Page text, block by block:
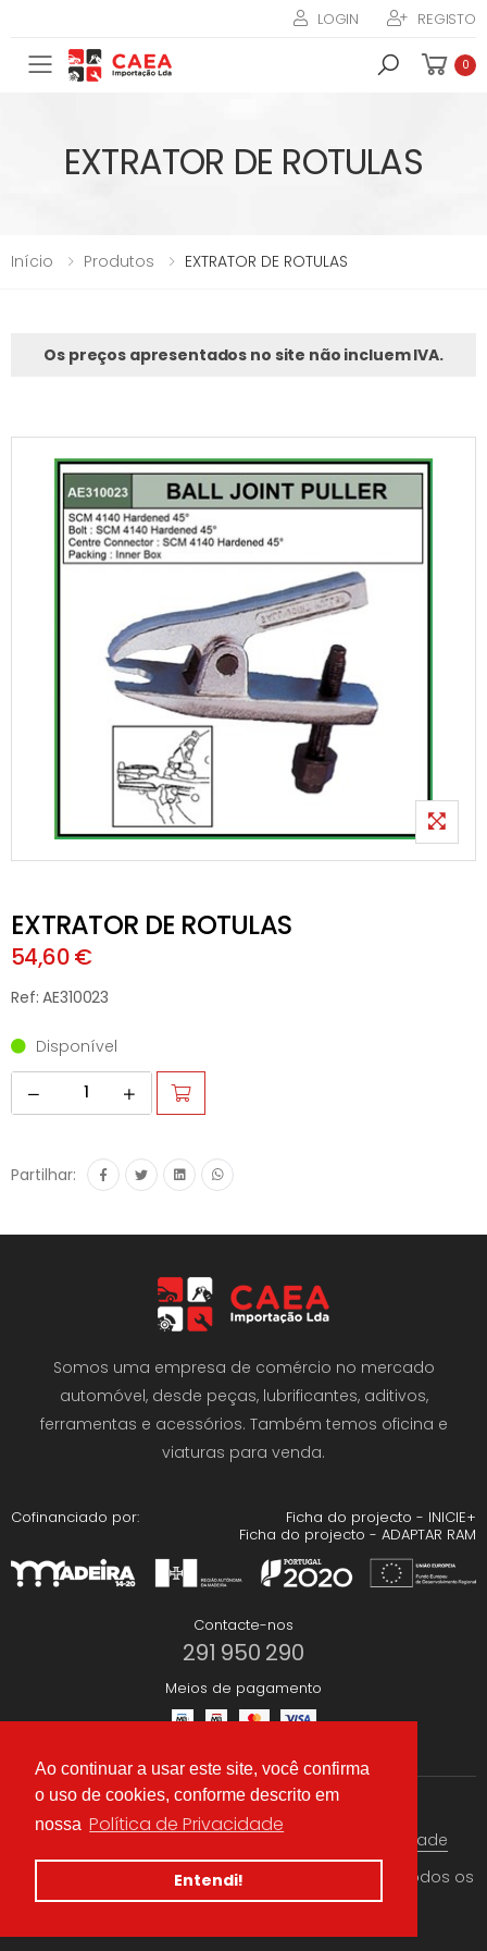
Ao continuar a usar este site, você confirma
o uso de cookies, conforme descrito em
nossa Política de Privacidade
Entendi!
LOGIN REGISTO
Toggle mobile menu 0
EXTRATOR DE ROTULAS
Início Produtos EXTRATOR DE ROTULAS
Os preços apresentados no site não incluem IVA.
EXTRATOR DE ROTULAS
54,60 €
Ref: AE310023
Disponível
Partilhar:
Somos uma empresa de comércio no mercado
automóvel, desde peças, lubrificantes, aditivos,
ferramentas e acessórios. Também temos oficina e
viaturas para venda.
Cofinanciado por:
Ficha do projecto - INICIE+
Ficha do projecto - ADAPTAR RAM
Contacte-nos
291 950 290
Meios de pagamento
© 2026 CAEA Importação Lda. Criado por
. Todos os
direitos reservados
Termos & condições Política de Privacidade
Redes Sociais